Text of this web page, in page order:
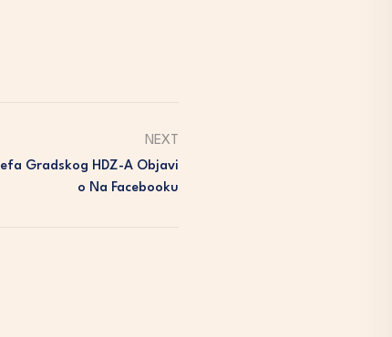
NEXT
Gradskog HDZ-A Objavi
O Na Facebooku